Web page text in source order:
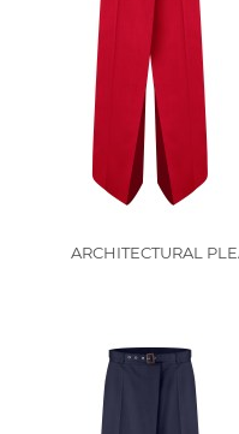
ARCHITECTURAL